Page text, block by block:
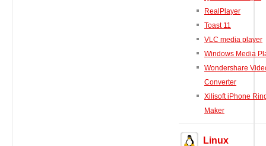
RealPlayer
Toast 11
VLC media player
Windows Media
Wondershare
Converter
Xilisoft iPhone
Maker
Linux